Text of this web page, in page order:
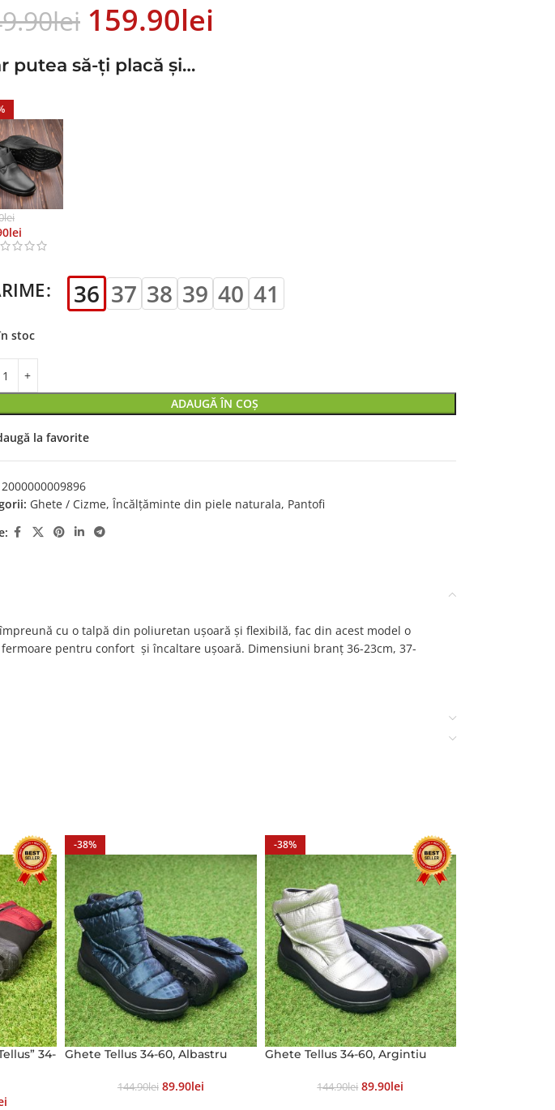
Lei 159.90Lei
putea să-ți placă și…
Lei
Lei
36 37 38 39 40 41
stoc
ADAUGĂ ÎN COȘ
la favorite
2000000009896
Ghete / Cizme, Încălțăminte din piele naturala, Pantofi
cu o talpă din poliuretan ușoară și flexibilă, fac din acest model o
pentru confort și încaltare ușoară. Dimensiuni branț 36-23cm, 37-
34-
-38%
Ghete Tellus 34-60, Albastru
144.90Lei 89.90Lei
-38%
Ghete Tellus 34-60, Argintiu
144.90Lei 89.90Lei